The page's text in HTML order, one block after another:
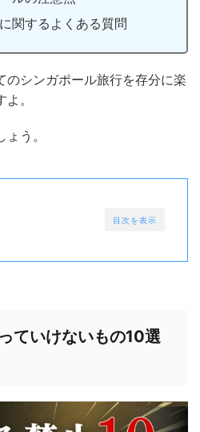
関するよくある質問
のシンガポール旅行を存分に楽
。
う。
目次を表示
ていけないもの10選